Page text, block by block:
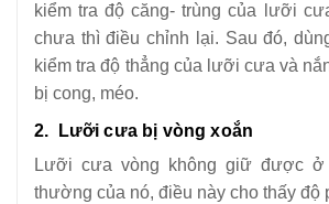
kiểm tra độ căng- trùng của lưỡi
chưa thì điều chỉnh lại. Sau đó,
kiểm tra độ thẳng của lưỡi cưa và
bị cong, méo.
2. Lưỡi cưa bị vòng xoắn
Lưỡi cưa vòng không giữ được ở
thường của nó, điều này cho thấy độ